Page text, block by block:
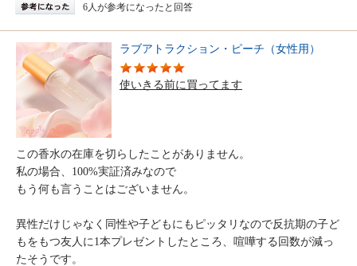
6人が参考になったと回答
ラブアトラクション・ピーチ（女性用）
使いきる前に買ってます
この香水の在庫を切らしたことがありません。
私の場合、100%実証済みなので
もう何も言うことはございません。
異性だけじゃなく同性や子どもにもピッタリなので反抗期の子ど
もをもつ友人に1本プレゼントしたところ、喧嘩する回数が減っ
たそうです。